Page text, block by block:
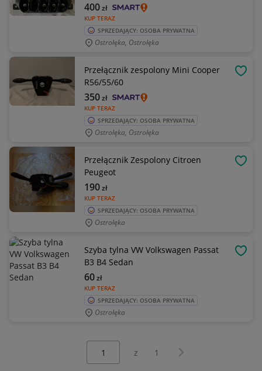
KUP TERAZ
400zł
SPRZEDAJĄCY: OSOBA PRYWATNA
Ostrołęka, Ostrołęka
Przełącznik zespolony Mini Cooper
R56/55/60
KUP TERAZ
350zł
SPRZEDAJĄCY: OSOBA PRYWATNA
Ostrołęka, Ostrołęka
Przełącznik Zespolony Citroen
Peugeot
KUP TERAZ
190zł
SPRZEDAJĄCY: OSOBA PRYWATNA
Ostrołęka
Szyba tylna VW Volkswagen Passat
B3 B4 Sedan
KUP TERAZ
60zł
SPRZEDAJĄCY: OSOBA PRYWATNA
Ostrołęka
z 1 Następna strona